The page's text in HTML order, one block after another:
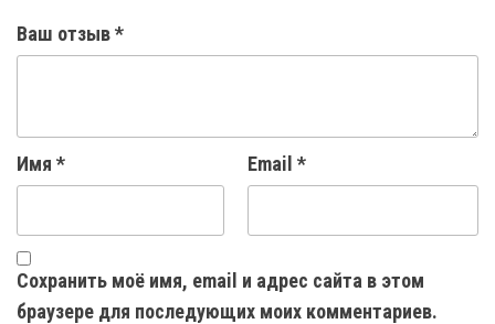
Ваш отзыв*
Имя * Email *
Сохранить моё имя, email и адрес сайта в этом
браузере для последующих моих комментариев.